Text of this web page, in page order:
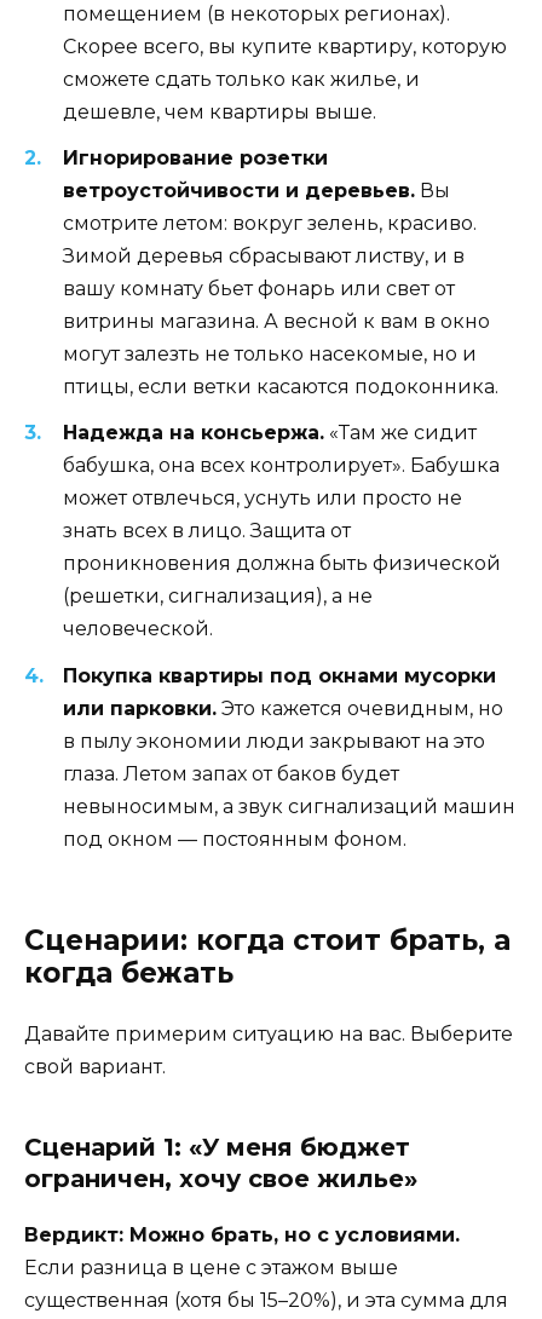
помещением (в некоторых регионах).
Скорее всего, вы купите квартиру, которую
сможете сдать только как жилье, и
дешевле, чем квартиры выше.
Игнорирование розетки
ветроустойчивости и деревьев. Вы
смотрите летом: вокруг зелень, красиво.
Зимой деревья сбрасывают листву, и в
вашу комнату бьет фонарь или свет от
витрины магазина. А весной к вам в окно
могут залезть не только насекомые, но и
птицы, если ветки касаются подоконника.
Надежда на консьержа. «Там же сидит
бабушка, она всех контролирует». Бабушка
может отвлечься, уснуть или просто не
знать всех в лицо. Защита от
проникновения должна быть физической
(решетки, сигнализация), а не
человеческой.
Покупка квартиры под окнами мусорки
или парковки. Это кажется очевидным, но
в пылу экономии люди закрывают на это
глаза. Летом запах от баков будет
невыносимым, а звук сигнализаций машин
под окном — постоянным фоном.
Сценарии: когда стоит брать, а
когда бежать
Давайте примерим ситуацию на вас. Выберите
свой вариант.
Сценарий 1: «У меня бюджет
ограничен, хочу свое жилье»
Вердикт: Можно брать, но с условиями.
Если разница в цене с этажом выше
существенная (хотя бы 15–20%), и эта сумма для